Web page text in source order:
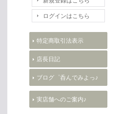
ログインはこちら
特定商取引法表示
店長日記
ブログ゜呑んでみよっ♪
実店舗へのご案内♪